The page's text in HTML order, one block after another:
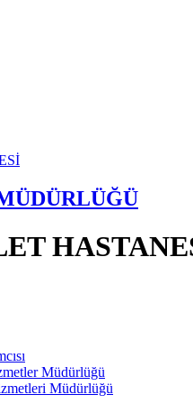
Müdürlüğü
Müdürlüğü